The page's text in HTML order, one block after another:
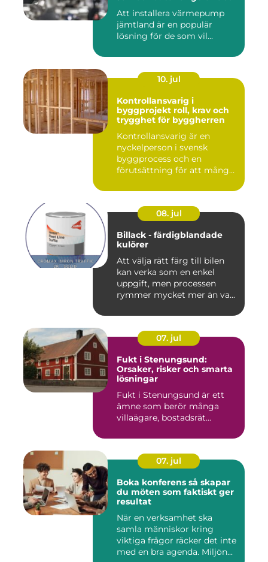
Att installera värmepump
jämtland är en populär
lösning för de som vil...
10. jul
Kontrollansvarig i
byggprojekt roll, krav och
trygghet för byggherren
Kontrollansvarig är en
nyckelperson i svensk
byggprocess och en
förutsättning för att många
08. jul
Billack - färdigblandade
kulörer
Att välja rätt färg till bilen
kan verka som en enkel
uppgift, men processen
rymmer mycket mer än va...
07. jul
Fukt i Stenungsund:
Orsaker, risker och smarta
lösningar
Fukt i Stenungsund är ett
ämne som berör många
villaägare, bostadsrät...
07. jul
Boka konferens så skapar
du möten som faktiskt ger
resultat
När en verksamhet ska
samla människor kring
viktiga frågor räcker det inte
med en bra agenda. Miljön...